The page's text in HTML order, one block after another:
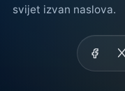
svijet izvan naslova.